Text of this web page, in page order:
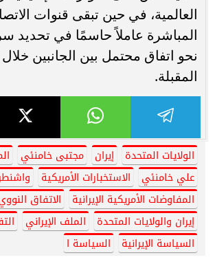
العالمية، في حين تبقى قنوات
المباشرة عاملاً حاسمًا في تحديد
نحو اتفاق محتمل بين الجانبين خلال
المقبلة.
الولايات المتحدة إيران مجتبى خامنئي
علي خامنئي
الاستخبارات الأمريكية
المفاوضات الأمريكية الإيرانية
الاتفاق
إيران والولايات المتحدة
الملف الإيراني
السياسة الإيرانية
السياسة ا